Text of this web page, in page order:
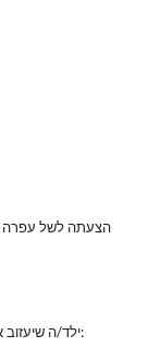
ילד/ה שיעזוב את בית הספר במהלך יום הלימודים  ללא אישור מסודר: